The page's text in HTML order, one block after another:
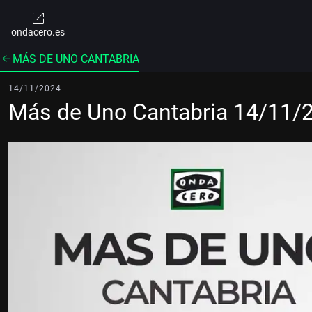
ondacero.es
MÁS DE UNO CANTABRIA
14/11/2024
Más de Uno Cantabria 14/11/